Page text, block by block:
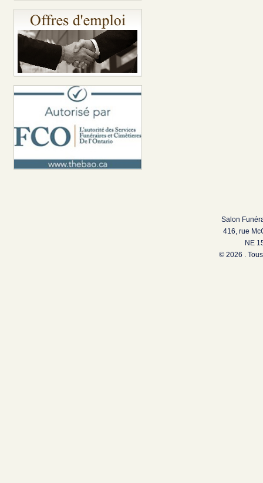
Salon
416, rue
NE
© 2026 .